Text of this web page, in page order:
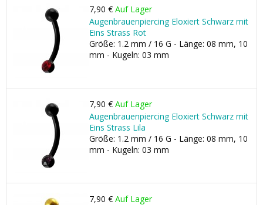
7,90 € Auf Lager
Augenbrauenpiercing Eloxiert Schwarz mit
Eins Strass Rot
Größe: 1.2 mm / 16 G - Länge: 08 mm, 10
mm - Kugeln: 03 mm
7,90 € Auf Lager
Augenbrauenpiercing Eloxiert Schwarz mit
Eins Strass Lila
Größe: 1.2 mm / 16 G - Länge: 08 mm, 10
mm - Kugeln: 03 mm
7,90 € Auf Lager